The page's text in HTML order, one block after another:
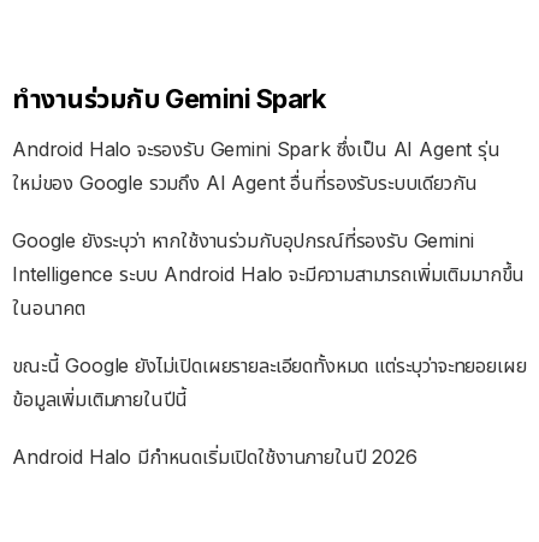
ทำงานร่วมกับ Gemini Spark
Android Halo จะรองรับ Gemini Spark ซึ่งเป็น AI Agent รุ่น
ใหม่ของ Google รวมถึง AI Agent อื่นที่รองรับระบบเดียวกัน
Google ยังระบุว่า หากใช้งานร่วมกับอุปกรณ์ที่รองรับ Gemini
Intelligence ระบบ Android Halo จะมีความสามารถเพิ่มเติมมากขึ้น
ในอนาคต
ขณะนี้ Google ยังไม่เปิดเผยรายละเอียดทั้งหมด แต่ระบุว่าจะทยอยเผย
ข้อมูลเพิ่มเติมภายในปีนี้
Android Halo มีกำหนดเริ่มเปิดใช้งานภายในปี 2026